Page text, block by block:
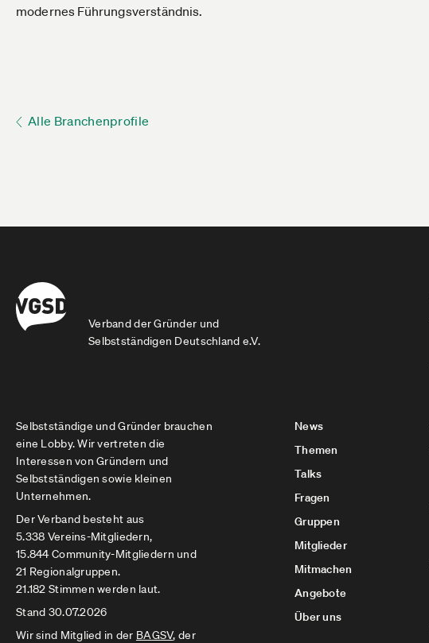
modernes Führungsverständnis.
Alle Branchenprofile
Verband der Gründer und
Selbstständigen Deutschland e.V.
Selbstständige und Gründer brauchen
eine Lobby. Wir vertreten die
Interessen von Gründern und
Selbstständigen sowie kleinen
Unternehmen.
Der Verband besteht aus
5.338 Vereins-Mitgliedern,
15.844 Community-Mitgliedern und
21 Regionalgruppen.
21.182 Stimmen werden laut.
Stand 30.07.2026
Wir sind Mitglied in der BAGSV, der
News
Themen
Talks
Fragen
Gruppen
Mitglieder
Mitmachen
Angebote
Über uns